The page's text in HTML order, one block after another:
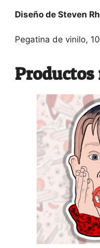
Diseño de Steven
Pegatina de vinilo,
Productos